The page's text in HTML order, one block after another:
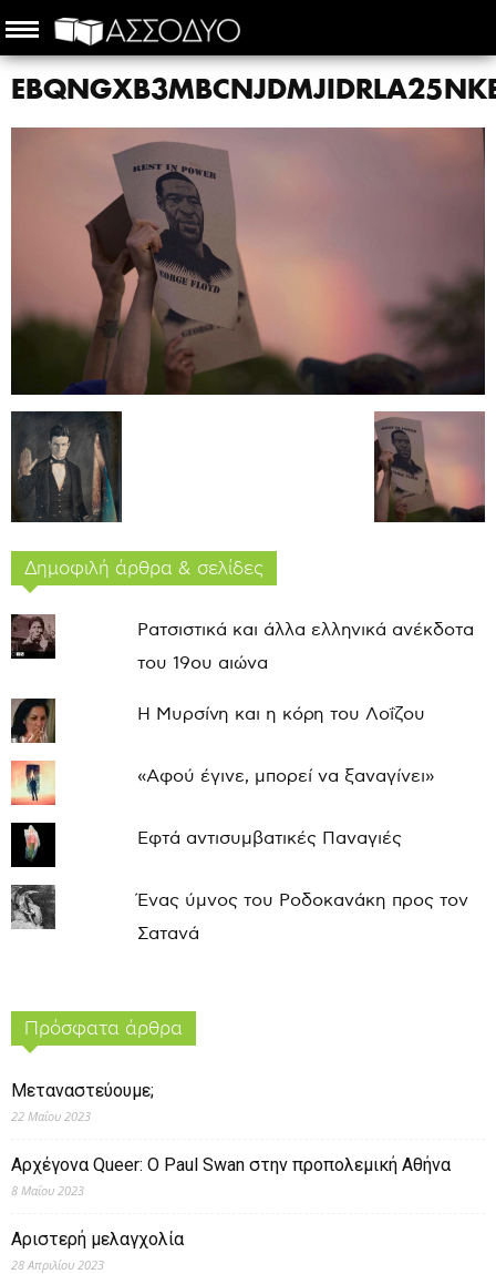
Δημοφιλή άρθρα & σελίδες
Ρατσιστικά και άλλα ελληνικά ανέκδοτα
του 19ου αιώνα
Η Μυρσίνη και η κόρη του Λοΐζου
«Αφού έγινε, μπορεί να ξαναγίνει»
Εφτά αντισυμβατικές Παναγιές
Ένας ύμνος του Ροδοκανάκη προς τον
Σατανά
Πρόσφατα άρθρα
Μεταναστεύουμε;
22 Μαΐου 2023
Αρχέγονα Queer: O Paul Swan στην προπολεμική Αθήνα
8 Μαΐου 2023
Αριστερή μελαγχολία
28 Απριλίου 2023